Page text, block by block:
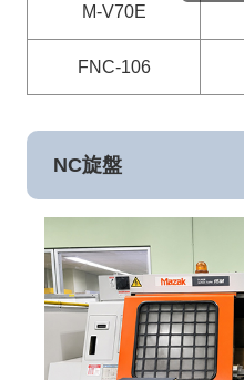
M-V70E
FNC-106
NC旋盤